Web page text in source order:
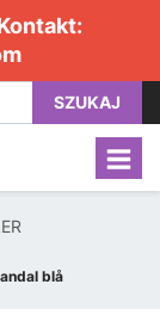
SZUKAJ
blå